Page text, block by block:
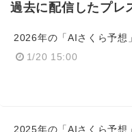
過去に配信したプレ
2026年の「AIさくら予想
1/20 15:00
2025年の「AIさくら予想